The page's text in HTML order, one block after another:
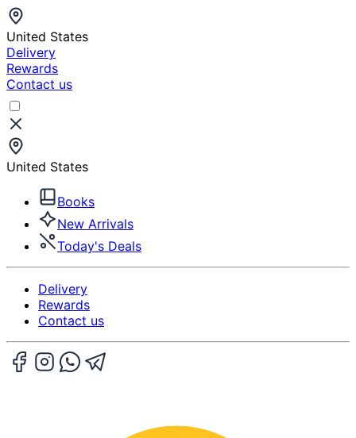
United States
Delivery
Rewards
Contact us
United States
Books
New Arrivals
Today's Deals
Delivery
Rewards
Contact us